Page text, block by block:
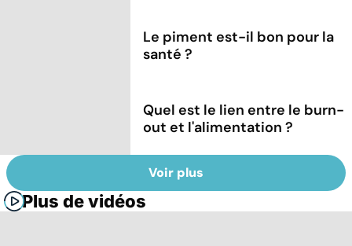
Le piment est-il bon pour la
santé ?
Quel est le lien entre le burn-
out et l'alimentation ?
Voir plus
Plus de vidéos